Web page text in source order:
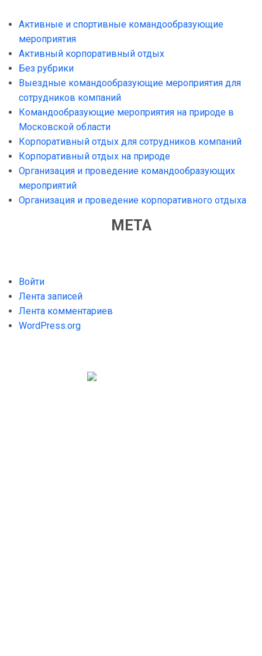
Активные и спортивные командообразующие
мероприятия
Активный корпоративный отдых
Без рубрики
Выездные командообразующие мероприятия для
сотрудников компаний
Командообразующие мероприятия на природе в
Московской области
Корпоративный отдых для сотрудников компаний
Корпоративный отдых на природе
Организация и проведение командообразующих
мероприятий
Организация и проведение корпоративного отдыха
МЕТА
Войти
Лента записей
Лента комментариев
WordPress.org